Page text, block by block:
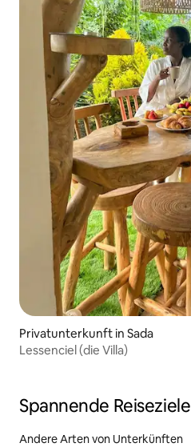
Privatunterkunft in Sada
Lessenciel (die Villa)
Spannende Reiseziele
Andere Arten von Unterkünften